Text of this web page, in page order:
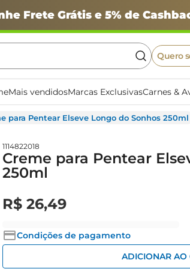
Frete Grátis e 5% de
Quero
Mais vendidosMarcas ExclusivasCarnes &
para Pentear Elseve Longo do Sonhos 250ml
1114822018
Creme para Pentear
250ml
R$ 26,49
Condições de pagamento
ADICIONAR AO